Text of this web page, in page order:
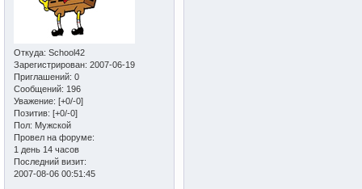
Откуда: School42
Зарегистрирован: 2007-06-19
Приглашений: 0
Сообщений: 196
Уважение: [+0/-0]
Позитив: [+0/-0]
Пол: Мужской
Провел на форуме:
1 день 14 часов
Последний визит:
2007-08-06 00:51:45